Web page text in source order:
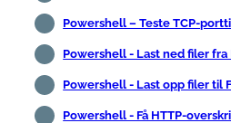
Powershell – Teste TCP-
Powershell - Last ned filer fra
Powershell - Last opp filer til
Powershell - Få HTTP-